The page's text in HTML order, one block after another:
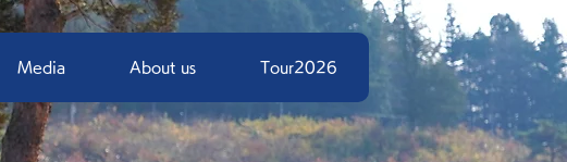
Media About us Tour2026